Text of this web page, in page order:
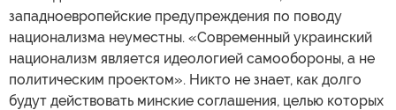
западноевропейские предупреждения по поводу
национализма неуместны. «Современный украинский
национализм является идеологией самообороны, а не
политическим проектом». Никто не знает, как долго
будут действовать минские соглашения, целью которых